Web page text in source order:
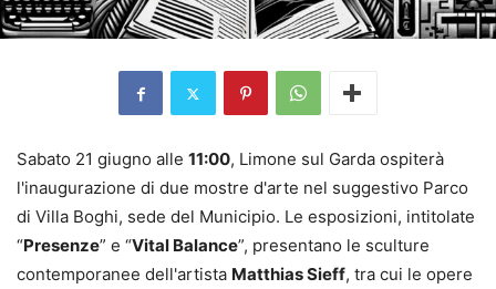
Sabato 21 giugno alle 11:00, Limone sul Garda ospiterà
l'inaugurazione di due mostre d'arte nel suggestivo Parco
di Villa Boghi, sede del Municipio. Le esposizioni, intitolate
“Presenze” e “Vital Balance”, presentano le sculture
contemporanee dell'artista Matthias Sieff, tra cui le opere